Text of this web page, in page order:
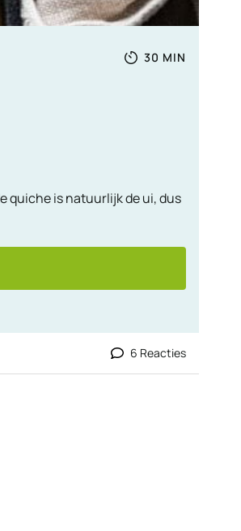
Totale
30 MINUTEN
MIN
quiche is natuurlijk de ui, dus
6 Reacties